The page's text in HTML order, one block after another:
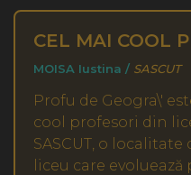
CEL MAI COOL
MOISA Iustina / SASCUT
Profu de Geogra\'
cool profesori din
SASCUT, o
liceu care